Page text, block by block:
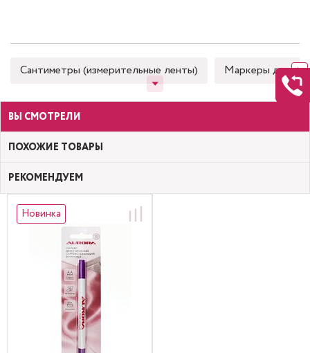
Сантиметры (измерительные ленты) Маркеры для
ВЫ СМОТРЕЛИ
ПОХОЖИЕ ТОВАРЫ
РЕКОМЕНДУЕМ
Новинка